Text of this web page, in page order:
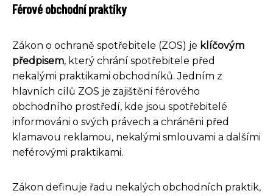
Férové obchodní praktiky
Zákon o ochraně spotřebitele (ZOS) je klíčovým
předpisem, který chrání spotřebitele před
nekalými praktikami obchodníků. Jedním z
hlavních cílů ZOS je zajištění férového
obchodního prostředí, kde jsou spotřebitelé
informováni o svých právech a chráněni před
klamavou reklamou, nekalými smlouvami a dalšími
neférovými praktikami.
Zákon definuje řadu nekalých obchodních praktik,